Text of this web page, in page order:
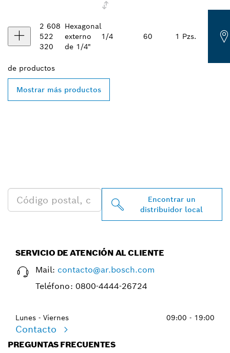
2 608
522
320
Hexagonal
externo
de 1/4"
1/4 60 1 Pzs.
de productos
Mostrar más productos
Encontrar un
distribuidor local
SERVICIO DE ATENCIÓN AL CLIENTE
Mail: contacto@ar.bosch.com
Teléfono: 0800-4444-26724
Lunes - Viernes 09:00 - 19:00
Contacto
PREGUNTAS FRECUENTES